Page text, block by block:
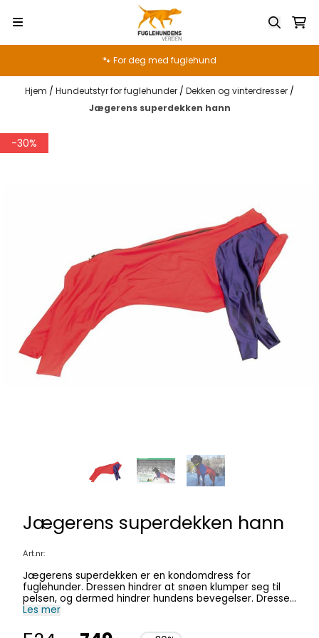
🐾 For deg med fuglehund
Hjem / Hundeutstyr for fuglehunder / Dekken og vinterdresser /
Jægerens superdekken hann
-30%
Jægerens superdekken hann
Art.nr:
Jægerens superdekken er en kondomdress for
fuglehunder. Dressen hindrer at snøen klumper seg til
pelsen, og dermed hindrer hundens bevegelser. Dressen
beskytter hunden mot forfrysninger og har ekstra
størrelse passer min hund? Størrelsen bestemmes av
Les mer